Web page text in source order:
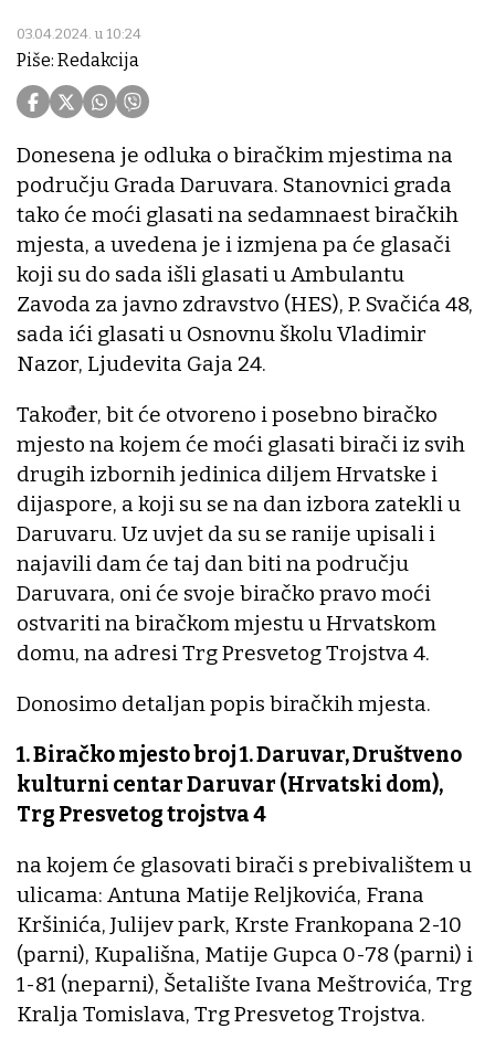
03.04.2024. u 10:24
Piše: Redakcija
Donesena je odluka o biračkim mjestima na
području Grada Daruvara. Stanovnici grada
tako će moći glasati na sedamnaest biračkih
mjesta, a uvedena je i izmjena pa će glasači
koji su do sada išli glasati u Ambulantu
Zavoda za javno zdravstvo (HES), P. Svačića 48,
sada ići glasati u Osnovnu školu Vladimir
Nazor, Ljudevita Gaja 24.
Također, bit će otvoreno i posebno biračko
mjesto na kojem će moći glasati birači iz svih
drugih izbornih jedinica diljem Hrvatske i
dijaspore, a koji su se na dan izbora zatekli u
Daruvaru. Uz uvjet da su se ranije upisali i
najavili dam će taj dan biti na području
Daruvara, oni će svoje biračko pravo moći
ostvariti na biračkom mjestu u Hrvatskom
domu, na adresi Trg Presvetog Trojstva 4.
Donosimo detaljan popis biračkih mjesta.
1. Biračko mjesto broj 1. Daruvar, Društveno
kulturni centar Daruvar (Hrvatski dom),
Trg Presvetog trojstva 4
na kojem će glasovati birači s prebivalištem u
ulicama: Antuna Matije Reljkovića, Frana
Kršinića, Julijev park, Krste Frankopana 2-10
(parni), Kupališna, Matije Gupca 0-78 (parni) i
1-81 (neparni), Šetalište Ivana Meštrovića, Trg
Kralja Tomislava, Trg Presvetog Trojstva.